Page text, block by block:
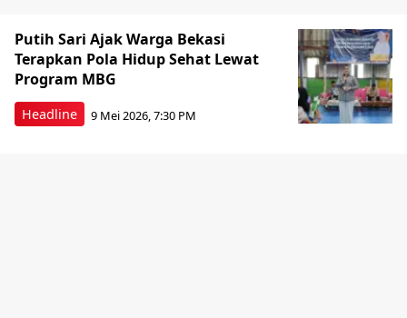
Headline
Putih Sari Ajak Warga Bekasi
Terapkan Pola Hidup Sehat Lewat
Program MBG
9 Mei 2026, 7:30 PM